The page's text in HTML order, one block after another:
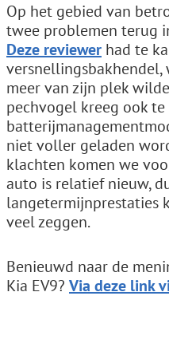
Op het gebied van
twee problemen terug
Deze reviewer had te
meer van zijn plek
pechvogel kreeg ook
niet voller geladen
klachten komen we
auto is relatief nieuw,
langetermijnprestaties
veel zeggen.
Benieuwd naar de
Kia EV9? Via deze link